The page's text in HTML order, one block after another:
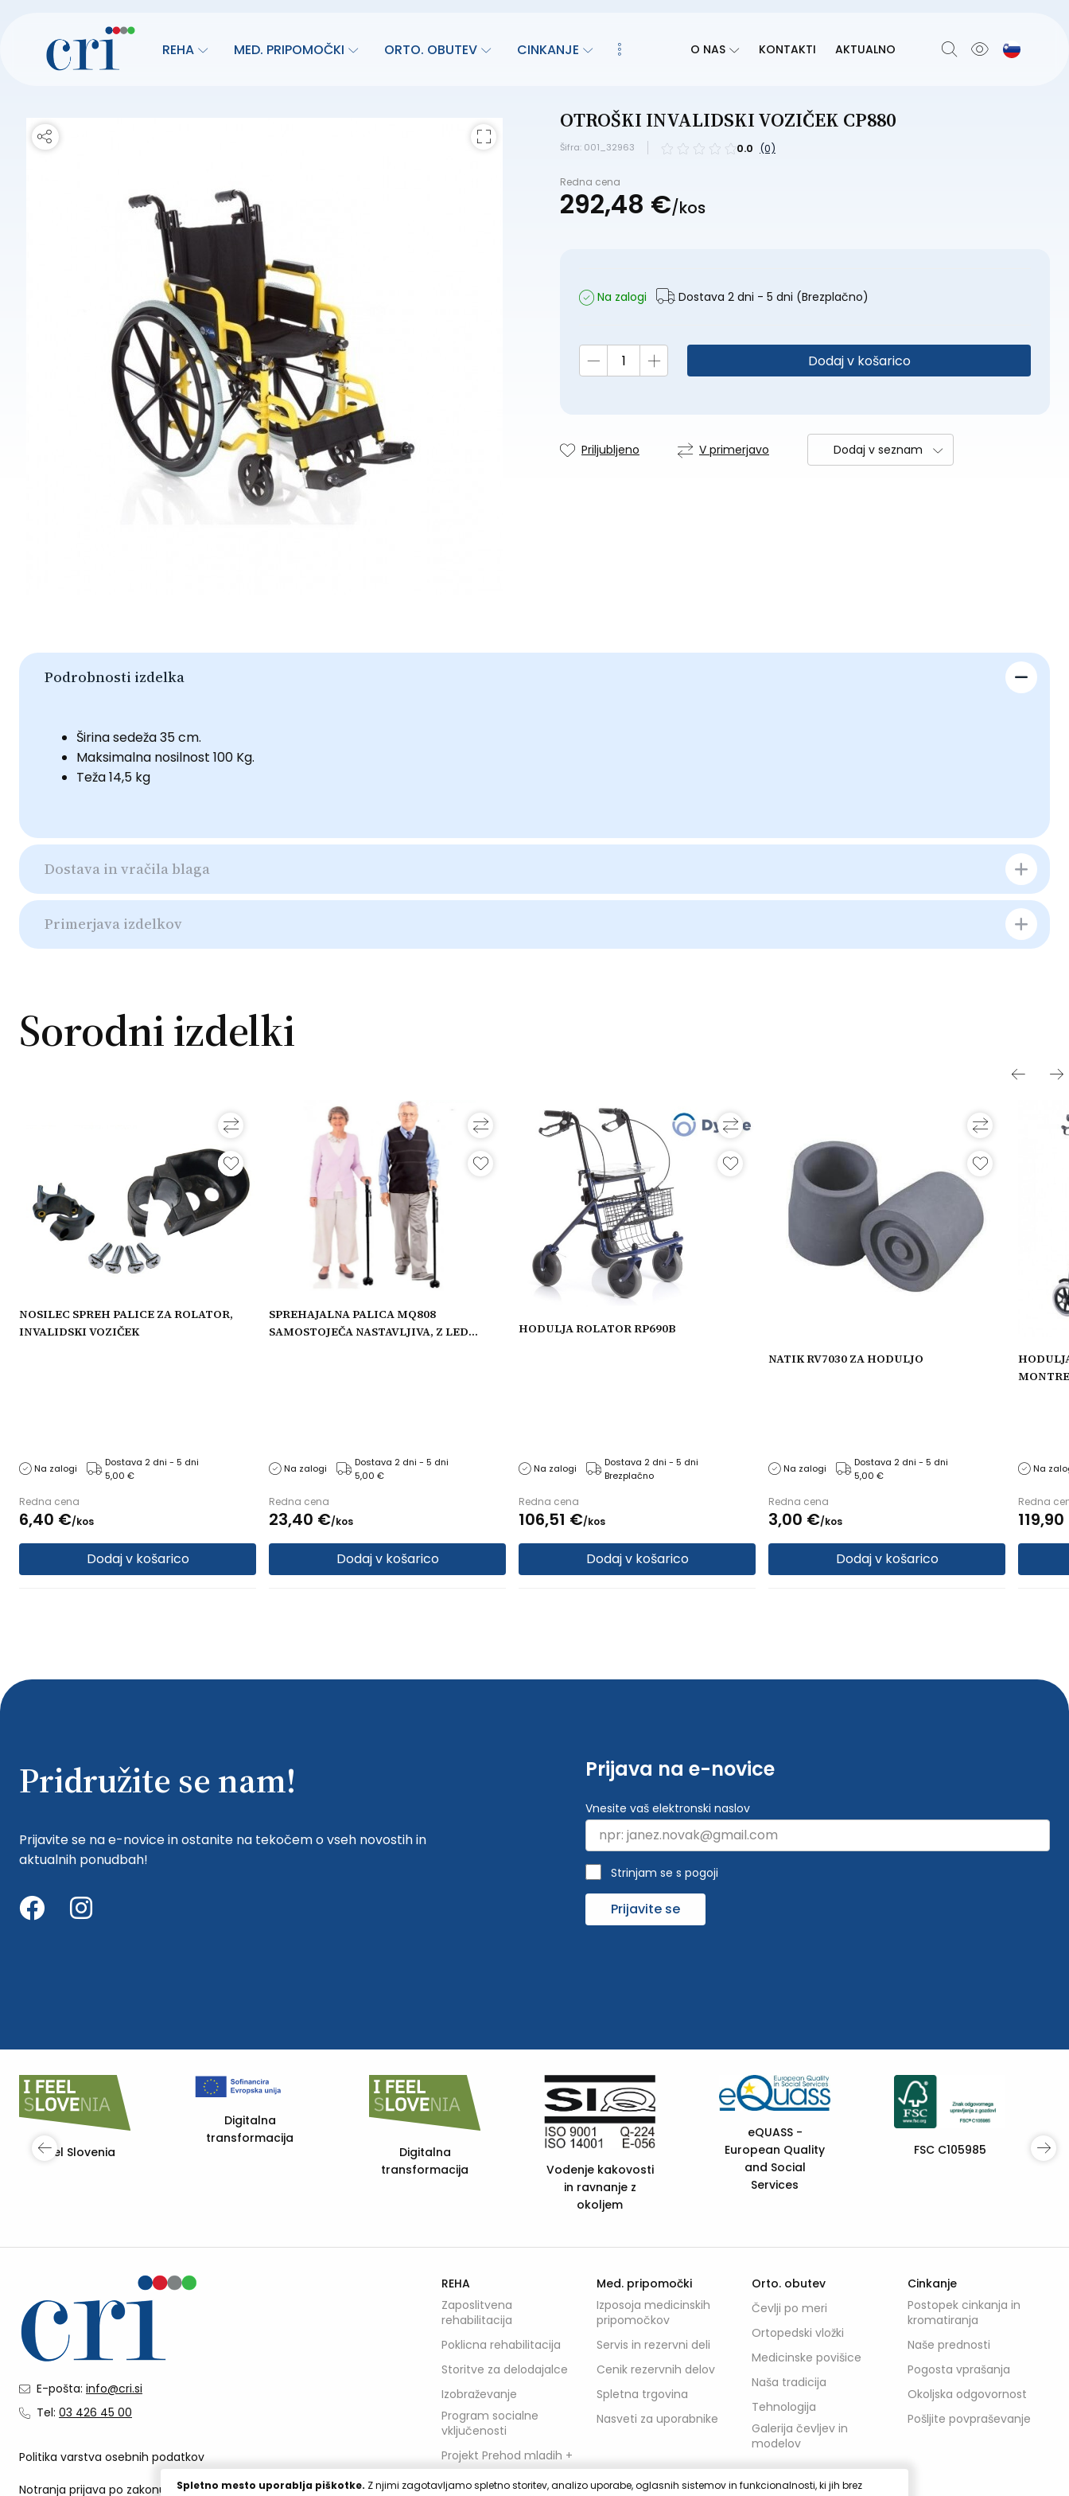
REHA MED. PRIPOMOČKI ORTO. OBUTEV CINKANJE O NAS KONTAKTI AKTUALNO
OTROŠKI INVALIDSKI VOZIČEK CP880
Šifra: 001_32963 0.0 (0)
Redna cena
292,48 €/kos
Na zalogi Dostava 2 dni - 5 dni (Brezplačno)
Dodaj v košarico
Priljubljeno V primerjavo Dodaj v seznam
Podrobnosti izdelka
Širina sedeža 35 cm.
Maksimalna nosilnost 100 Kg.
Teža 14,5 kg
Dostava in vračila blaga
Primerjava izdelkov
Sorodni izdelki
NOSILEC SPREH PALICE ZA ROLATOR,
INVALIDSKI VOZIČEK
Na zalogi
Dostava 2 dni - 5 dni
5,00 €
Redna cena
6,40 €/kos
Dodaj v košarico
SPREHAJALNA PALICA MQ808
SAMOSTOJEČA NASTAVLJIVA, Z LED
Na zalogi
Dostava 2 dni - 5 dni
5,00 €
Redna cena
23,40 €/kos
Dodaj v košarico
HODULJA ROLATOR RP690B
Na zalogi
Dostava 2 dni - 5 dni
Brezplačno
Redna cena
106,51 €/kos
Dodaj v košarico
NATIK RV7030 ZA HODULJO
Na zalogi
Dostava 2 dni - 5 dni
5,00 €
Redna cena
3,00 €/kos
Dodaj v košarico
Na
Redna
119,90
Pridružite se nam!
Prijavite se na e-novice in ostanite na tekočem o vseh novostih in
aktualnih ponudbah!
Prijava na e-novice
Vnesite vaš elektronski naslov
Strinjam se s pogoji
Prijavite se
eQUASS -
European Quality
and Social
FSC C105985
Sofinancira
E-pošta: info@cri.si
Tel: 03 426 45 00
Politika varstva osebnih podatkov
Notranja prijava po zakonu o zaščiti prijaviteljev
REHA
Zaposlitvena
rehabilitacija
Poklicna rehabilitacija
Storitve za delodajalce
Izobraževanje
Program socialne
vključenosti
Projekt Prehod mladih +
Med. pripomočki
Izposoja medicinskih
pripomočkov
Servis in rezervni deli
Cenik rezervnih delov
Spletna trgovina
Nasveti za uporabnike
Orto. obutev
Čevlji po meri
Ortopedski vložki
Medicinske povišice
Naša tradicija
Tehnologija
Galerija čevljev in
modelov
Cinkanje
Postopek cinkanja in
kromatiranja
Naše prednosti
Pogosta vprašanja
Okoljska odgovornost
Pošljite povpraševanje
Pohištvo
Spletno mesto uporablja piškotke. Z njimi zagotavljamo spletno storitev, analizo uporabe, oglasnih sistemov in funkcionalnosti, ki jih brez